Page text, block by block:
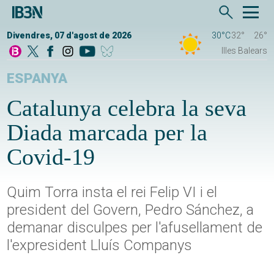
Divendres, 07 d'agost de 2026 30°C32°
26°
Illes Balears
ESPANYA
Catalunya celebra la seva
Diada marcada per la
Covid-19
Quim Torra insta el rei Felip VI i el
president del Govern, Pedro Sánchez, a
demanar disculpes per l'afusellament de
l'expresident Lluís Companys